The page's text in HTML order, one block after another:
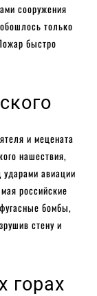
сооружения
только
быстро
и мецената
нашествия,
авиации
российские
бомбы,
стену и
горах